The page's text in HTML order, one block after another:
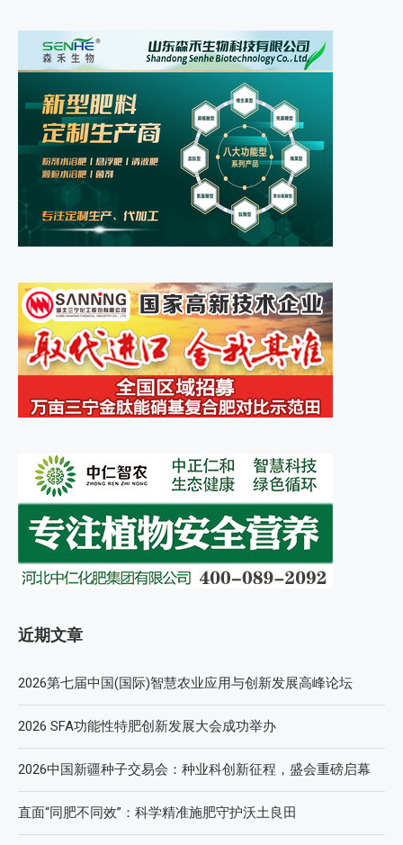
近期文章
2026第七届中国(国际)智慧农业应用与创新发展高峰论坛
2026 SFA功能性特肥创新发展大会成功举办
2026中国新疆种子交易会：种业科创新征程，盛会重磅启幕
直面“同肥不同效”：科学精准施肥守护沃土良田